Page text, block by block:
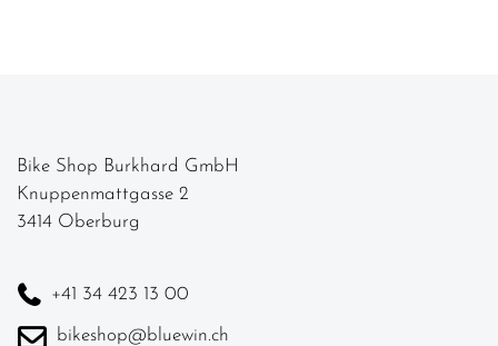
Bike Shop Burkhard GmbH
Knuppenmattgasse 2
3414 Oberburg
+41 34 423 13 00
bikeshop@bluewin.ch